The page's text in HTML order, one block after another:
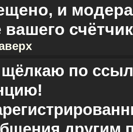
и
вашего
щёлкаю по